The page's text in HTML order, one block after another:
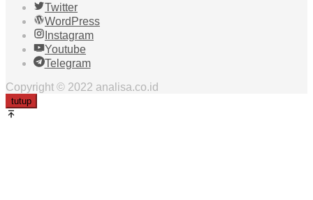
Twitter
WordPress
Instagram
Youtube
Telegram
Copyright © 2022 analisa.co.id
tutup